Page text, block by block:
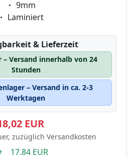
Eigenschaft:
9mm
Eigenschaft:
Laminiert
& Lieferzeit
– Versand innerhalb von 24
Stunden
– Versand in ca. 2-3
Werktagen
EUR
zuzüglich Versandkosten
17.84 EUR